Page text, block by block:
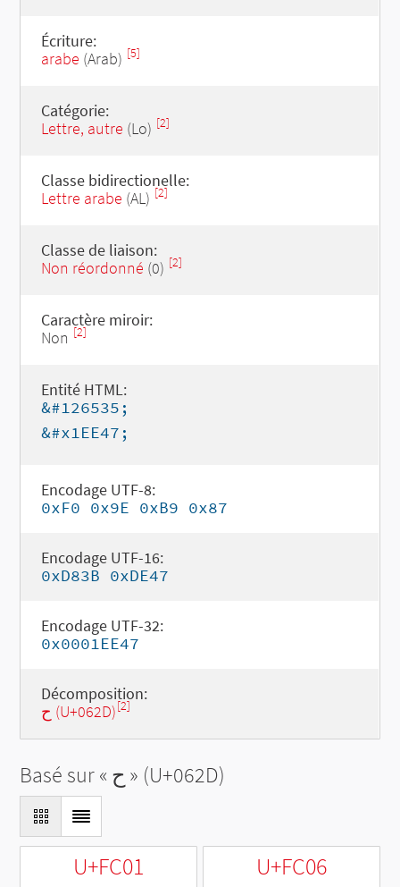
Écriture:
arabe (Arab) [5]
Catégorie:
Lettre, autre (Lo) [2]
Classe bidirectionelle:
Lettre arabe (AL) [2]
Classe de liaison:
Non réordonné (0) [2]
Caractère miroir:
Non [2]
Entité HTML:
&#126535;
&#x1EE47;
Encodage UTF-8:
0xF0 0x9E 0xB9 0x87
Encodage UTF-16:
0xD83B 0xDE47
Encodage UTF-32:
0x0001EE47
Décomposition:
ح (U+062D)[2]
Basé sur « ح » (U+062D)
U+FC01 U+FC06